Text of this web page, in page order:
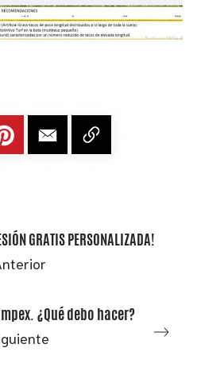
GRATIS PERSONALIZADA!
¿Qué debo hacer?